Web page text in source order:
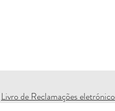
Livro de Reclamações eletrónico